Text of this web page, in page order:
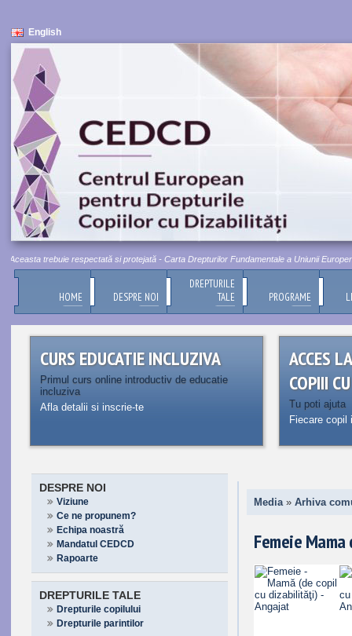
English
trebuie respectată si protejată - Carta Drepturilor Fundamentale a Uniunii
HOME DESPRE NOI
DREPTURILE
TALE
PROGRAME
CURS EDUCATIE INCLUZIVA
Primul curs online introductiv de educatie
incluziva
Afla detalii si inscrie-te
ACCES
COPIII
Tu poti ajuta
Fiecare
DESPRE NOI
Viziune
Ce ne propunem?
Echipa noastră
Mandatul CEDCD
Rapoarte
DREPTURILE TALE
Drepturile copilului
Drepturile parintilor
Media» Arhiva
Femeie